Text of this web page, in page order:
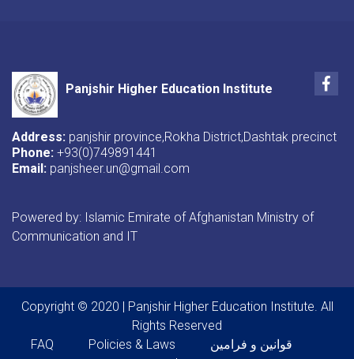
Panjshir Higher Education Institute
Address: panjshir province,Rokha District,Dashtak precinct
Phone: +93(0)749891441
Email: panjsheer.un@gmail.com
Powered by: Islamic Emirate of Afghanistan Ministry of
Communication and IT
Copyright © 2020 | Panjshir Higher Education Institute. All
Rights Reserved
Footer menu
FAQ Policies & Laws
قوانین و فرامین